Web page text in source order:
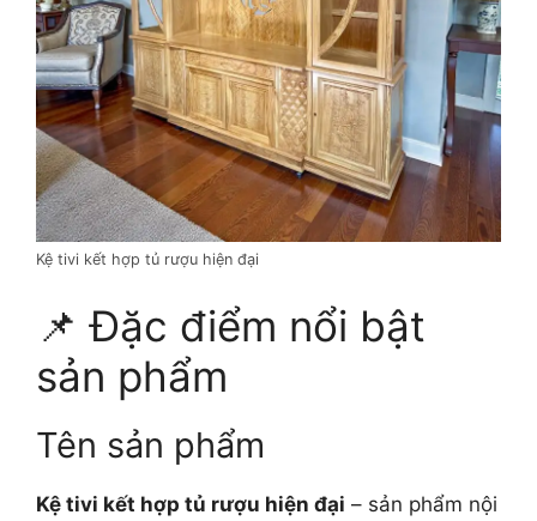
Kệ tivi kết hợp tủ rượu hiện đại
📌 Đặc điểm nổi bật
sản phẩm
Tên sản phẩm
Kệ tivi kết hợp tủ rượu hiện đại – sản phẩm nội